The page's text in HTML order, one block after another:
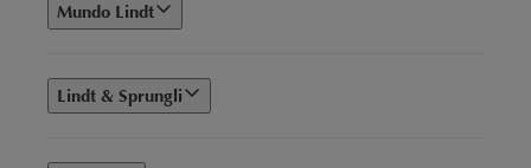
Mundo Lindt
Lindt & Sprungli